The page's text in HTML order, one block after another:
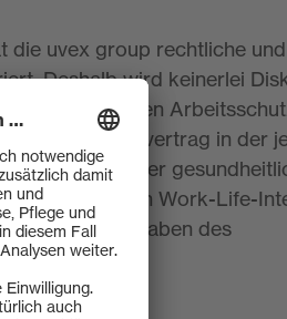
die uvex group rechtliche
Deshalb wird keinerlei
der geltenden
Arbeitsvertrag in der
und wird bei der
ausgewogenen Work-Life-
group die Vorgaben des